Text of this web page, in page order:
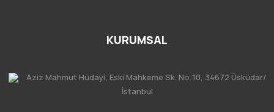
KURUMSAL
Aziz Mahmut Hüdayi, Eski Mahkeme Sk. No:10, 34672 Üsküdar/
İstanbul